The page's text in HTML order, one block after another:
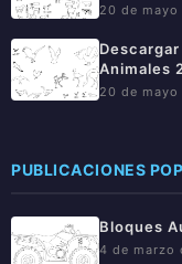
20 de
Animales
20 de
PUBLICACIONES
Bloques
4 de marzo